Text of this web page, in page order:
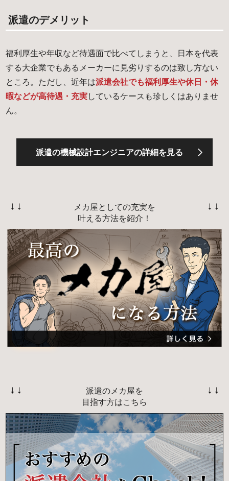
派遣のデメリット
福利厚生や年収など待遇面で比べてしまうと、日本を代表
する大企業でもあるメーカーに見劣りするのは致し方ない
ところ。ただし、近年は派遣会社でも福利厚生や休日・休
暇などが高待遇・充実しているケースも珍しくはありませ
ん。
派遣の機械設計エンジニアの詳細を見る
メカ屋としての充実を
叶える方法を紹介！
派遣のメカ屋を
目指す方はこちら